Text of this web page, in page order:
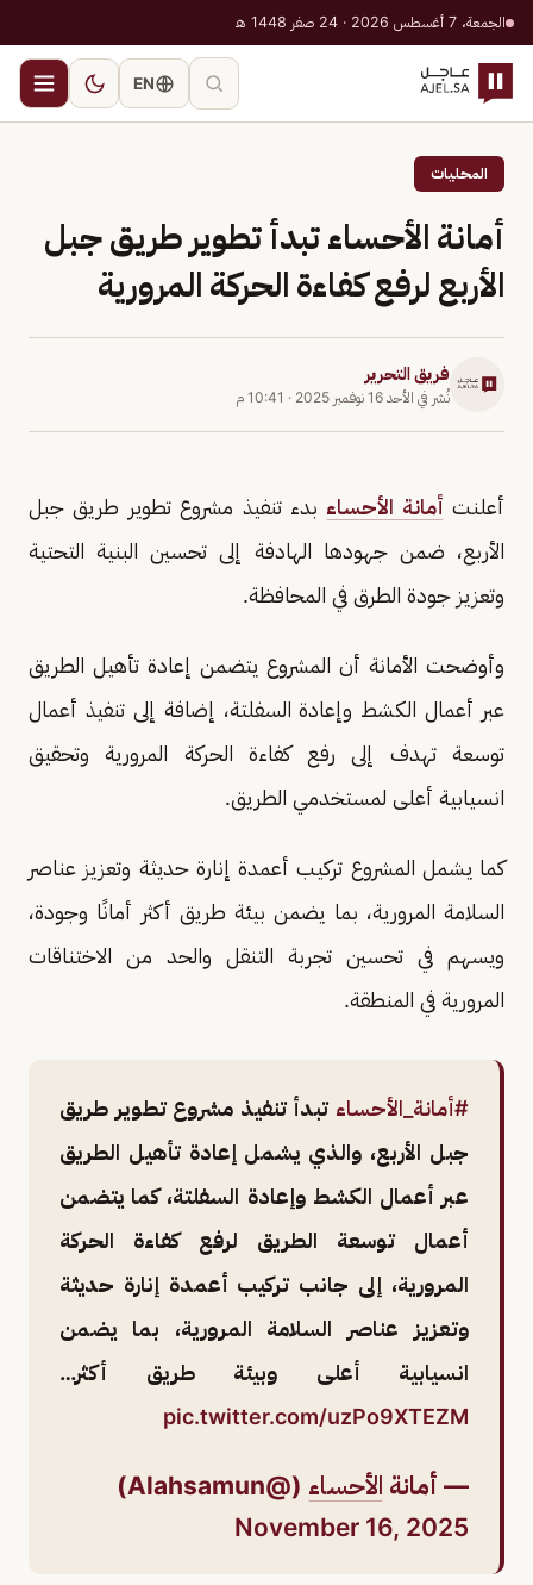
الجمعة، 7 أغسطس 2026 · 24 صفر 1448 هـ
EN
المحليات
أمانة الأحساء تبدأ تطوير طريق جبل
الأربع لرفع كفاءة الحركة المرورية
فريق التحرير
نُشر في الأحد 16 نوفمبر 2025 · 10:41 م
أعلنت أمانة الأحساء بدء تنفيذ مشروع تطوير طريق جبل
الأربع، ضمن جهودها الهادفة إلى تحسين البنية التحتية
وتعزيز جودة الطرق في المحافظة.
وأوضحت الأمانة أن المشروع يتضمن إعادة تأهيل الطريق
عبر أعمال الكشط وإعادة السفلتة، إضافة إلى تنفيذ أعمال
توسعة تهدف إلى رفع كفاءة الحركة المرورية وتحقيق
انسيابية أعلى لمستخدمي الطريق.
كما يشمل المشروع تركيب أعمدة إنارة حديثة وتعزيز عناصر
السلامة المرورية، بما يضمن بيئة طريق أكثر أمانًا وجودة،
ويسهم في تحسين تجربة التنقل والحد من الاختناقات
المرورية في المنطقة.
#أمانة_الأحساء تبدأ تنفيذ مشروع تطوير طريق
جبل الأربع، والذي يشمل إعادة تأهيل الطريق
عبر أعمال الكشط وإعادة السفلتة، كما يتضمن
أعمال توسعة الطريق لرفع كفاءة الحركة
المرورية، إلى جانب تركيب أعمدة إنارة حديثة
وتعزيز عناصر السلامة المرورية، بما يضمن
انسيابية أعلى وبيئة طريق أكثر…
pic.twitter.com/uzPo9XTEZM
— أمانة الأحساء (@Alahsamun)
November 16, 2025